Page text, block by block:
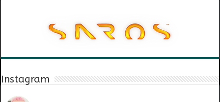
Instagram